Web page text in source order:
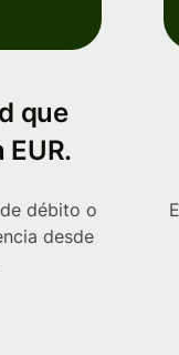
que
débito o
desde